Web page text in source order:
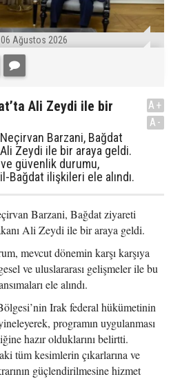
06 Ağustos 2026
Ali Zeydi ile bir
Barzani, Bağdat
Zeydi ile bir araya geldi.
güvenlik durumu,
ilişkileri ele alındı.
A+
A-
Barzani, Bağdat ziyareti
Ali Zeydi ile bir araya geldi.
mevcut dönemin karşı karşıya
ve uluslararası gelişmeler ile bu
ele alındı.
Irak federal hükümetinin
programın uygulanması
hazır olduklarını belirtti.
tüm kesimlerin çıkarlarına ve
güçlendirilmesine hizmet